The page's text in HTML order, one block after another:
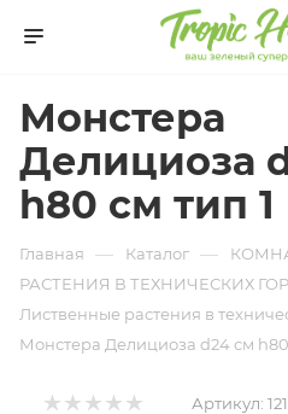
Монстера
Делициоза
h80 см тип 1
Главная — Каталог —
РАСТЕНИЯ В ТЕХНИЧЕСКИХ
Лиственные растения в
Монстера Делициоза d24 см h80
Артикул: